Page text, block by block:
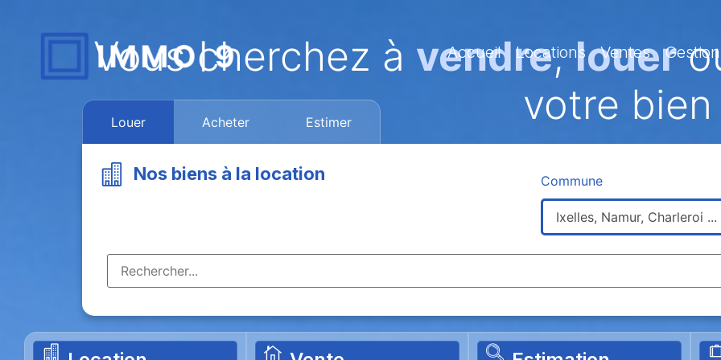
Accueil Locations Ventes
Vous cherchez à vendre,louer
votre bien
Louer Acheter Estimer
Nos biens à la location Commune